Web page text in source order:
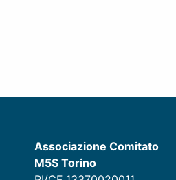
Associazione Comitato
M5S Torino